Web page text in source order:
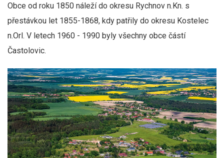
Obce od roku 1850 náleží do okresu Rychnov n.Kn. s
přestávkou let 1855-1868, kdy patřily do okresu Kostelec
n.Orl. V letech 1960 - 1990 byly všechny obce částí
Častolovic.